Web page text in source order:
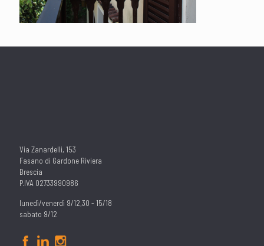
Via Zanardelli, 153
Fasano di Gardone Riviera
Brescia
P.IVA 02733990986
lunedì/venerdì 9/12,30 - 15/18
sabato 9/12